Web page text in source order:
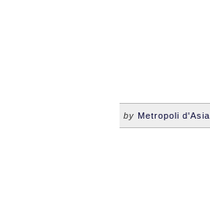
by Metropoli d'Asia